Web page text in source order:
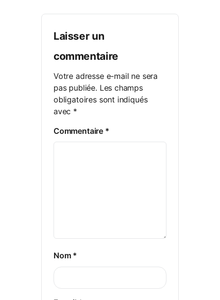
Laisser un
commentaire
Votre adresse e-mail ne sera
pas publiée. Les champs
obligatoires sont indiqués
avec *
Commentaire *
Nom *